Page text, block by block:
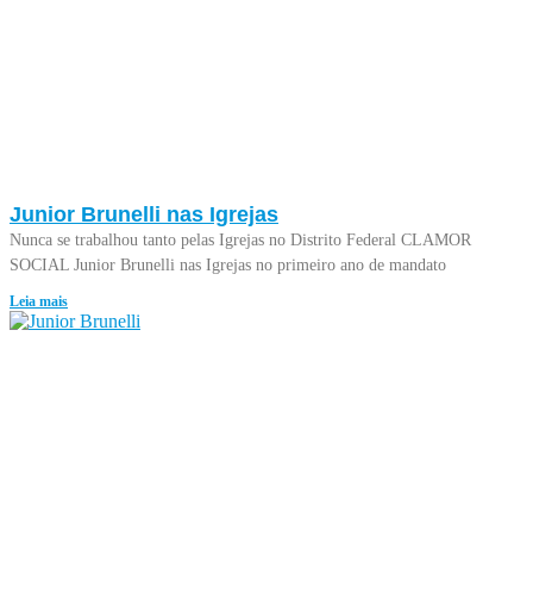
Junior Brunelli nas Igrejas
Nunca se trabalhou tanto pelas Igrejas no Distrito Federal CLAMOR
SOCIAL Junior Brunelli nas Igrejas no primeiro ano de mandato
Leia mais